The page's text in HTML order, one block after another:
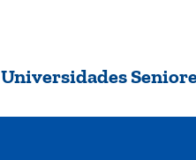
Universidades